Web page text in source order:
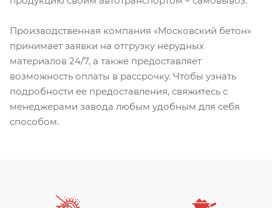
Производственная компания «Московский бетон»
принимает заявки на отгрузку нерудных
материалов 24/7, а также предоставляет
возможность оплаты в рассрочку. Чтобы узнать
подробности ее предоставления, свяжитесь с
менеджерами завода любым удобным для себя
способом.